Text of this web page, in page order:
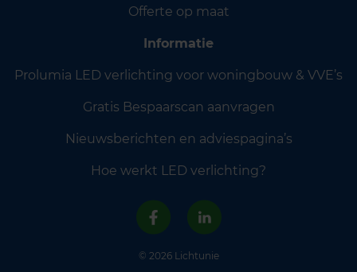
Offerte op maat
Informatie
Prolumia LED verlichting voor woningbouw & VVE’s
Gratis Bespaarscan aanvragen
Nieuwsberichten en adviespagina’s
Hoe werkt LED verlichting?
© 2026 Lichtunie